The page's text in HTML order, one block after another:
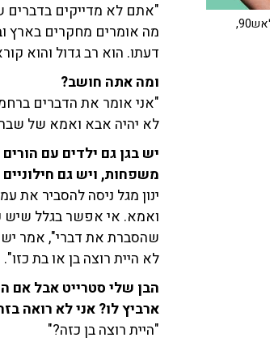
"אתם לא מדייקים בדברים
מה אומרים מחקרים בארץ
דעתו. הוא רב גדול והוא
ומה אתה חושב?
"אני אומר את הדברים
לא יהיה אבא ואמא של
יש בגן גם ילדים עם
משפחות, ויש גם
ינון מגל ניסה להסביר
ואמא. אי אפשר בגלל שיש
שהסברת את דברי", אמר
לא היית רוצה בן או בת כזו".
הבן שלי סטרייט אבל אם
ארביץ לו? אני לא רואה
"היית רוצה בן כזה?"
| צילומים: יונתן זינדל/פלאש90,